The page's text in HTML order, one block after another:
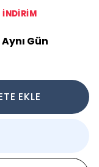
İNDİRİM
Aynı Gün
EKLE